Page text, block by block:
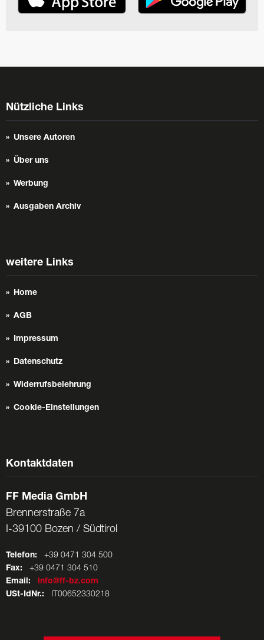
Nützliche Links
Unsere Autoren
Über uns
Werbung
Ausgaben Archiv
weitere Links
Home
AGB
Impressum
Datenschutz
Widerrufsbelehrung
Cookie-Einstellungen
Kontaktdaten
FF Media GmbH
Brennerstraße 7a
I-39100 Bozen / Südtirol
Telefon: +39 0471 304 500
Fax: +39 0471 304 510
Email:
info@ff-bz.com
USt-IdNr.: IT00652330218